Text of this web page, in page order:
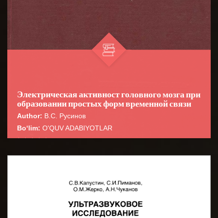
Электрическая активност головного мозга при
образовании простых форм временной связи
Author: В.С. Русинов
Bo‘lim: O'QUV ADABIYOTLAR
☆
☆
☆
☆
☆
общей физиологии временных связей Инс...